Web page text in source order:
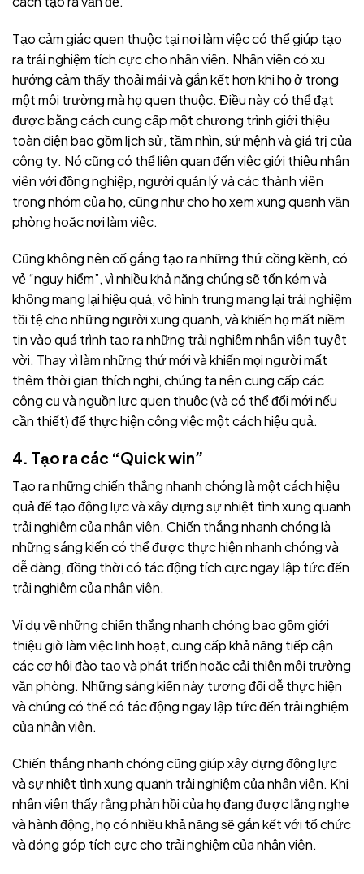
Tạo cảm giác quen thuộc tại nơi làm việc có thể giúp tạo
ra trải nghiệm tích cực cho nhân viên. Nhân viên có xu
hướng cảm thấy thoải mái và gắn kết hơn khi họ ở trong
một môi trường mà họ quen thuộc. Điều này có thể đạt
được bằng cách cung cấp một chương trình giới thiệu
toàn diện bao gồm lịch sử, tầm nhìn, sứ mệnh và giá trị của
công ty. Nó cũng có thể liên quan đến việc giới thiệu nhân
viên với đồng nghiệp, người quản lý và các thành viên
trong nhóm của họ, cũng như cho họ xem xung quanh văn
phòng hoặc nơi làm việc.
Cũng không nên cố gắng tạo ra những thứ cồng kềnh, có
vẻ “nguy hiểm”, vì nhiều khả năng chúng sẽ tốn kém và
không mang lại hiệu quả, vô hình trung mang lại trải nghiệm
tồi tệ cho những người xung quanh, và khiến họ mất niềm
tin vào quá trình tạo ra những trải nghiệm nhân viên tuyệt
vời. Thay vì làm những thứ mới và khiến mọi người mất
thêm thời gian thích nghi, chúng ta nên cung cấp các
công cụ và nguồn lực quen thuộc (và có thể đổi mới nếu
cần thiết) để thực hiện công việc một cách hiệu quả.
4. Tạo ra các “Quick win”
Tạo ra những chiến thắng nhanh chóng là một cách hiệu
quả để tạo động lực và xây dựng sự nhiệt tình xung quanh
trải nghiệm của nhân viên. Chiến thắng nhanh chóng là
những sáng kiến có thể được thực hiện nhanh chóng và
dễ dàng, đồng thời có tác động tích cực ngay lập tức đến
trải nghiệm của nhân viên.
Ví dụ về những chiến thắng nhanh chóng bao gồm giới
thiệu giờ làm việc linh hoạt, cung cấp khả năng tiếp cận
các cơ hội đào tạo và phát triển hoặc cải thiện môi trường
văn phòng. Những sáng kiến này tương đối dễ thực hiện
và chúng có thể có tác động ngay lập tức đến trải nghiệm
của nhân viên.
Chiến thắng nhanh chóng cũng giúp xây dựng động lực
và sự nhiệt tình xung quanh trải nghiệm của nhân viên. Khi
nhân viên thấy rằng phản hồi của họ đang được lắng nghe
và hành động, họ có nhiều khả năng sẽ gắn kết với tổ chức
và đóng góp tích cực cho trải nghiệm của nhân viên.